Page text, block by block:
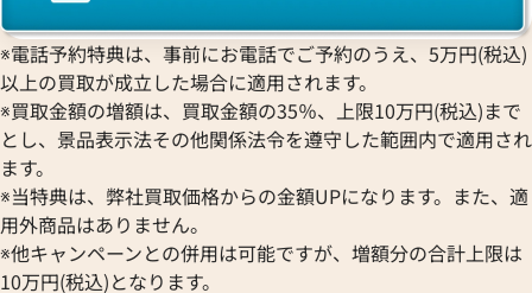
プ
参考買取価格
30,000円
2026年6月17日時点
ルイヴィトン モ
29,000円
2026年6月17日時
※電話予約特典は、事前にお電話でご予約のうえ、5万円(税込)
以上の買取が成立した場合に適用されます。
※買取金額の増額は、買取金額の35％、上限10万円(税込)まで
とし、景品表示法その他関係法令を遵守した範囲内で適用され
ます。
※当特典は、弊社買取価格からの金額UPになります。また、適
用外商品はありません。
※他キャンペーンとの併用は可能ですが、増額分の合計上限は
10万円(税込)となります。